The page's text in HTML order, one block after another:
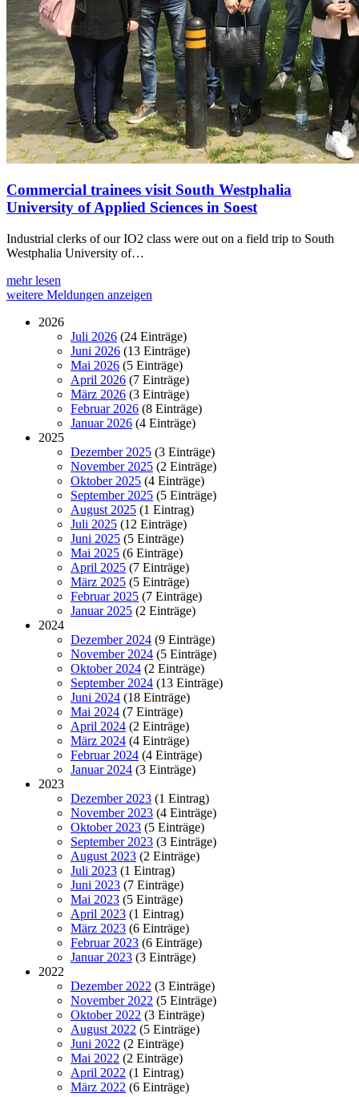
Commercial trainees visit South Westphalia
University of Applied Sciences in Soest
Industrial clerks of our IO2 class were out on a field trip to South
Westphalia University of…
mehr lesen
weitere Meldungen anzeigen
2026
Juli 2026 (24 Einträge)
Juni 2026 (13 Einträge)
Mai 2026 (5 Einträge)
April 2026 (7 Einträge)
März 2026 (3 Einträge)
Februar 2026 (8 Einträge)
Januar 2026 (4 Einträge)
2025
Dezember 2025 (3 Einträge)
November 2025 (2 Einträge)
Oktober 2025 (4 Einträge)
September 2025 (5 Einträge)
August 2025 (1 Eintrag)
Juli 2025 (12 Einträge)
Juni 2025 (5 Einträge)
Mai 2025 (6 Einträge)
April 2025 (7 Einträge)
März 2025 (5 Einträge)
Februar 2025 (7 Einträge)
Januar 2025 (2 Einträge)
2024
Dezember 2024 (9 Einträge)
November 2024 (5 Einträge)
Oktober 2024 (2 Einträge)
September 2024 (13 Einträge)
Juni 2024 (18 Einträge)
Mai 2024 (7 Einträge)
April 2024 (2 Einträge)
März 2024 (4 Einträge)
Februar 2024 (4 Einträge)
Januar 2024 (3 Einträge)
2023
Dezember 2023 (1 Eintrag)
November 2023 (4 Einträge)
Oktober 2023 (5 Einträge)
September 2023 (3 Einträge)
August 2023 (2 Einträge)
Juli 2023 (1 Eintrag)
Juni 2023 (7 Einträge)
Mai 2023 (5 Einträge)
April 2023 (1 Eintrag)
März 2023 (6 Einträge)
Februar 2023 (6 Einträge)
Januar 2023 (3 Einträge)
2022
Dezember 2022 (3 Einträge)
November 2022 (5 Einträge)
Oktober 2022 (3 Einträge)
August 2022 (5 Einträge)
Juni 2022 (2 Einträge)
Mai 2022 (2 Einträge)
April 2022 (1 Eintrag)
März 2022 (6 Einträge)